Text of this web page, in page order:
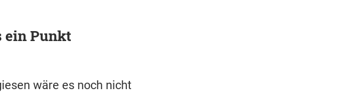
ein Punkt
wäre es noch nicht